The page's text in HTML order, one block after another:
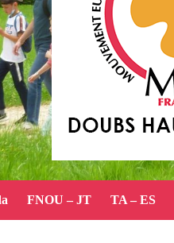
FNOU – JT TA – ES